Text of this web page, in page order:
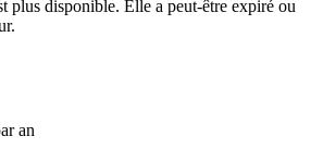
plus disponible. Elle a peut-être expiré ou
an